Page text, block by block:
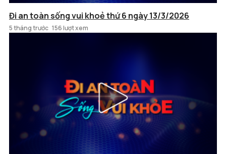
Đi an toàn sống vui khoẻ thứ 6 ngày 13/3/2026
5 tháng trước 156 lượt xem